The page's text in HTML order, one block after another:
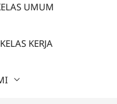
UMUM
KELAS KERJA